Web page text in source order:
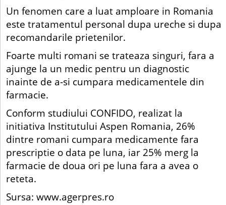
Un fenomen care a luat amploare in Romania
este tratamentul personal dupa ureche si dupa
recomandarile prietenilor.
Foarte multi romani se trateaza singuri, fara a
ajunge la un medic pentru un diagnostic
inainte de a-si cumpara medicamentele din
farmacie.
Conform studiului CONFIDO, realizat la
initiativa Institutului Aspen Romania, 26%
dintre romani cumpara medicamente fara
prescriptie o data pe luna, iar 25% merg la
farmacie de doua ori pe luna fara a avea o
reteta.
Sursa: www.agerpres.ro